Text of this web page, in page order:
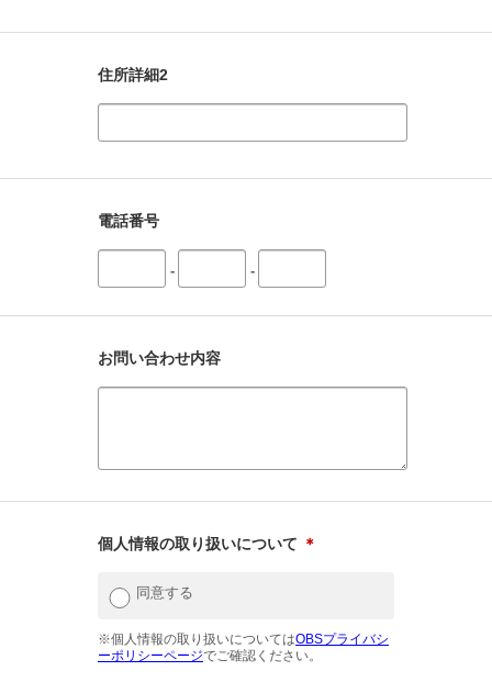
住所詳細2
電話番号
- -
お問い合わせ内容
個人情報の取り扱いについて ＊
同意する
※個人情報の取り扱いについてはOBSプライバシ
ーポリシーページでご確認ください。